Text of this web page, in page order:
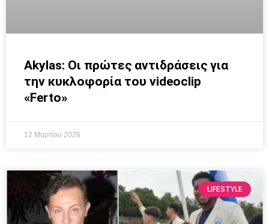
Akylas: Οι πρώτες αντιδράσεις για
την κυκλοφορία του videoclip
«Ferto»
12 Μαρτίου 2026
LIFESTYLE